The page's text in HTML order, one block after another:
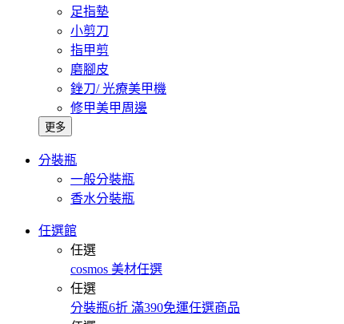
足指墊
小剪刀
指甲剪
磨腳皮
銼刀/ 光療美甲機
修甲美甲周邊
更多
分裝瓶
一般分裝瓶
香水分裝瓶
任選館
任選
cosmos 美材任選
任選
分裝瓶6折 滿390免運任選商品